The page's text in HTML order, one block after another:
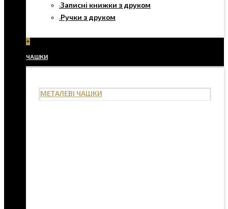
Записні книжки з друком
Ручки з друком
+
ЧАШКИ
МЕТАЛЕВІ ЧАШКИ